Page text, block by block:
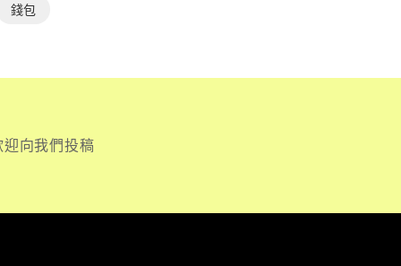
錢包
向我們投稿